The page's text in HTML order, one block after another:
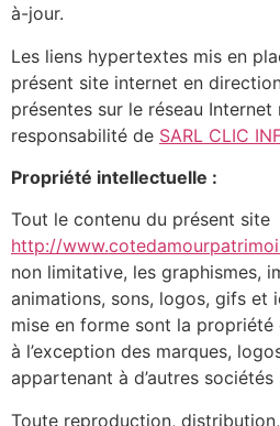
à-jour.
Les liens hypertextes mis en
présent site internet en
présentes sur le réseau
responsabilité de SARL CLIC
Propriété intellectuelle :
Tout le contenu du présent site
http://
non limitative, les graphismes,
animations, sons, logos, gifs et
mise en forme sont la
à l’exception des marques,
appartenant à d’autres
Toute reproduction,